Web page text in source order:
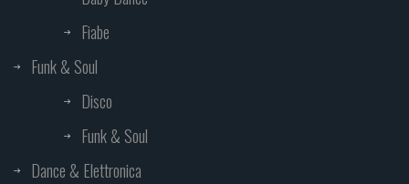
Fiabe
Funk & Soul
Disco
Funk & Soul
Dance & Elettronica